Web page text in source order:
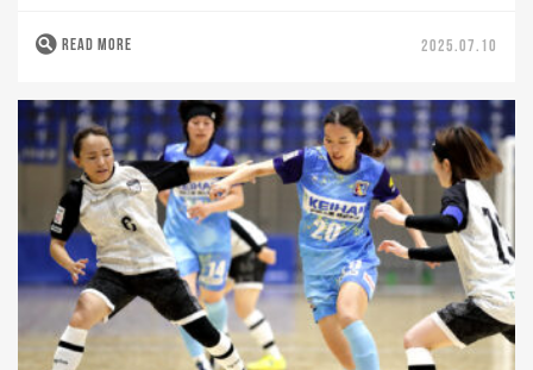
READ MORE 2025.07.10